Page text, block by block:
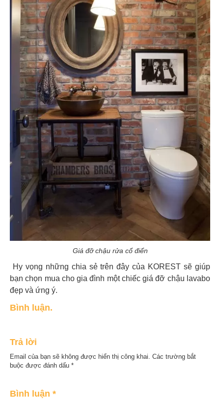
Giá đỡ chậu rửa cổ điển
Hy vọng những chia sẻ trên đây của KOREST sẽ giúp
bạn chọn mua cho gia đình một chiếc giá đỡ chậu lavabo
đẹp và ứng ý.
Bình luận.
Trả lời
Email của bạn sẽ không được hiển thị công khai. Các trường bắt
buộc được đánh dấu *
Bình luận *